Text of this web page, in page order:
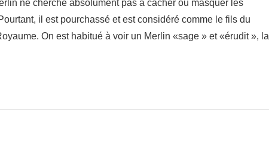
ne cherche absolument pas à cacher ou masquer les
il est pourchassé et est considéré comme le fils du
On est habitué à voir un Merlin «sage » et «érudit », la